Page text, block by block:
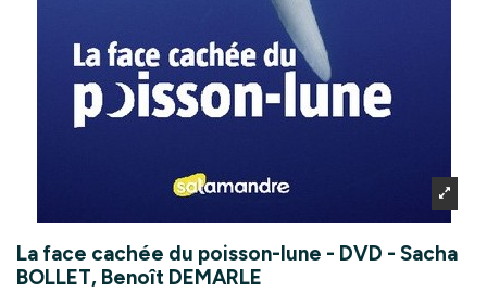
La face cachée du poisson-lune - DVD - Sacha
BOLLET, Benoît DEMARLE